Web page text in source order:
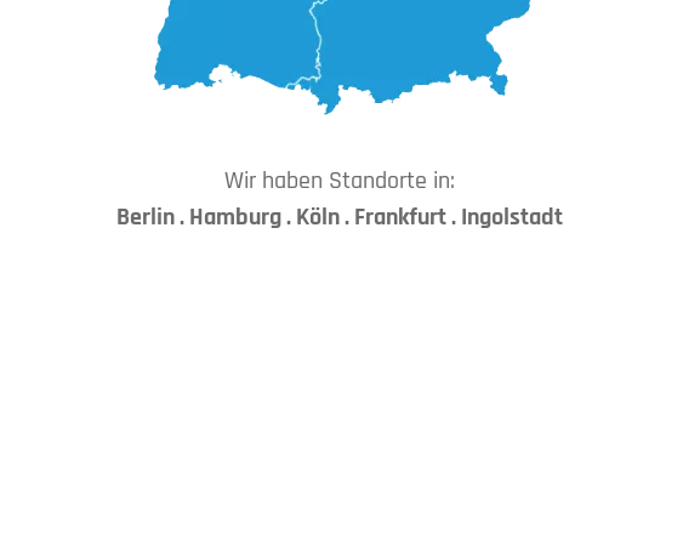
Wir haben Standorte in:
Berlin . Hamburg . Köln . Frankfurt . Ingolstadt